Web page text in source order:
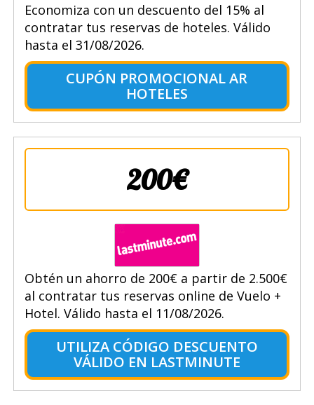
Economiza con un descuento del 15% al
contratar tus reservas de hoteles. Válido
hasta el 31/08/2026.
CUPÓN PROMOCIONAL AR
HOTELES
200€
Obtén un ahorro de 200€ a partir de 2.500€
al contratar tus reservas online de Vuelo +
Hotel. Válido hasta el 11/08/2026.
UTILIZA CÓDIGO DESCUENTO
VÁLIDO EN LASTMINUTE